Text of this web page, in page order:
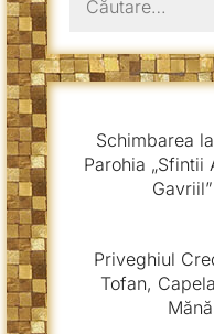
după:
Schimbarea
Parohia „Sfintii
Priveghiul
Tofan,